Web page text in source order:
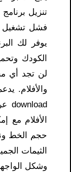
تنزيل
فشل تشغيل
يوفر لك
الكودك
لن تجد أي
الأفلام مع
حجم الخط
الثيمات
وشكل